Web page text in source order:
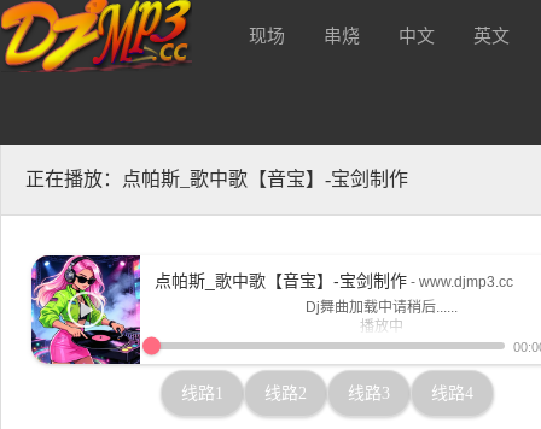
现场 串烧 中文 英文
正在播放：点帕斯_歌中歌【音宝】-宝剑制作
点帕斯_歌中歌【音宝】-宝剑制作 - www.djmp3.cc
Dj舞曲加载中请稍后......
播放中
www.djmp3.cc
线路1 线路2 线路3 线路4